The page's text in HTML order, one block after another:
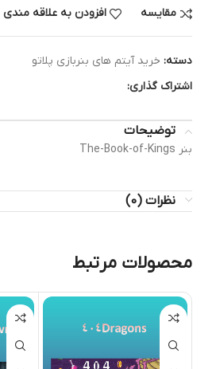
مقایسه افزودن به علاقه مندی
دسته: خرید آیتم های بنربازی پلاتو
اشتراک گذاری:
توضیحات
بنر The-Book-of-Kings
نظرات (0)
محصولات مرتبط